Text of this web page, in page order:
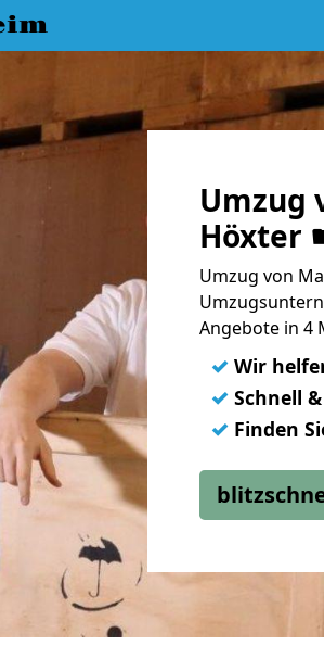
Umzug
Höxter
Umzug von
Angebote in 4
✓ Wir
✓ Schnell
✓ Finden